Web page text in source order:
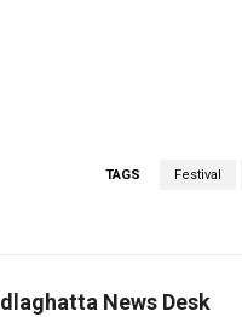
TAGS Festival
News Desk